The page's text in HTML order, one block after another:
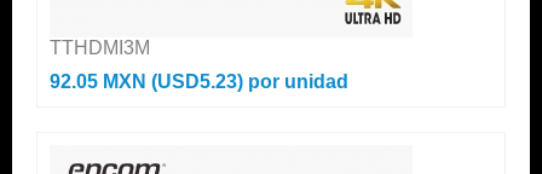
TTHDMI3M
92.05 MXN (USD5.23) por unidad